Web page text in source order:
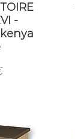
-